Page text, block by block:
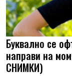
Буквално се
направи на
СНИМКИ)